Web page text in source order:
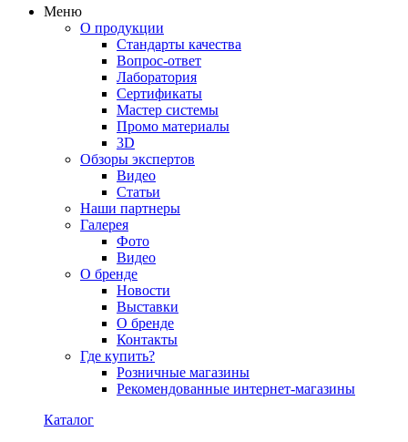
Меню
О продукции
Стандарты качества
Вопрос-ответ
Лаборатория
Сертификаты
Мастер системы
Промо материалы
3D
Обзоры экспертов
Видео
Статьи
Наши партнеры
Галерея
Фото
Видео
О бренде
Новости
Выставки
О бренде
Контакты
Где купить?
Розничные магазины
Рекомендованные интернет-магазины
Каталог